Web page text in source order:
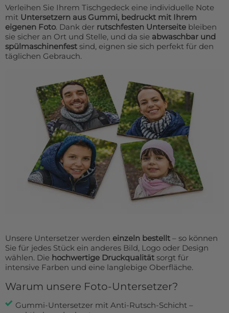
Verleihen Sie Ihrem Tischgedeck eine individuelle Note
mit Untersetzern aus Gummi, bedruckt mit Ihrem
eigenen Foto. Dank der rutschfesten Unterseite bleiben
sie sicher an Ort und Stelle, und da sie abwaschbar und
spülmaschinenfest sind, eignen sie sich perfekt für den
täglichen Gebrauch.
Unsere Untersetzer werden einzeln bestellt – so können
Sie für jedes Stück ein anderes Bild, Logo oder Design
wählen. Die hochwertige Druckqualität sorgt für
intensive Farben und eine langlebige Oberfläche.
Warum unsere Foto-Untersetzer?
Gummi-Untersetzer mit Anti-Rutsch-Schicht –